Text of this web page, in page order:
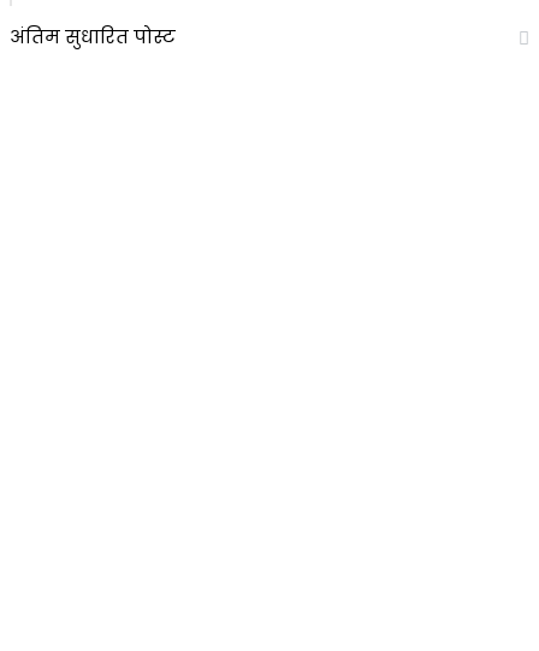
अंतिम सुधारित पोस्ट